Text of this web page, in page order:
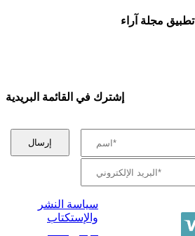
تطبيق مجلة آراء
إشترك في القائمة البريدية
سياسة النشر
والإستكتاب